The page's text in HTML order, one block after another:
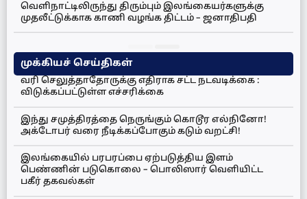
வெளிநாட்டிலிருந்து திரும்பும் இலங்கையர்களுக்கு
முதலீட்டுக்காக காணி வழங்க திட்டம் – ஜனாதிபதி
முக்கியச் செய்திகள்
வரி செலுத்தாதோருக்கு எதிராக சட்ட நடவடிக்கை :
விடுக்கப்பட்டுள்ள எச்சரிக்கை
இந்து சமுத்திரத்தை நெருங்கும் கொடூர எல்நினோ!
அக்டோபர் வரை நீடிக்கப்போகும் கடும் வறட்சி!
இலங்கையில் பரபரப்பை ஏற்படுத்திய இளம்
பெண்ணின் படுகொலை – பொலிஸார் வெளியிட்ட
பகீர் தகவல்கள்